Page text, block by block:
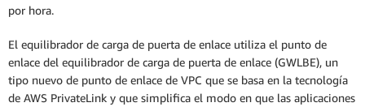
por hora.
El equilibrador de carga de puerta de enlace utiliza el punto de
enlace del equilibrador de carga de puerta de enlace (GWLBE), un
tipo nuevo de punto de enlace de VPC que se basa en la tecnología
de AWS PrivateLink y que simplifica el modo en que las aplicaciones